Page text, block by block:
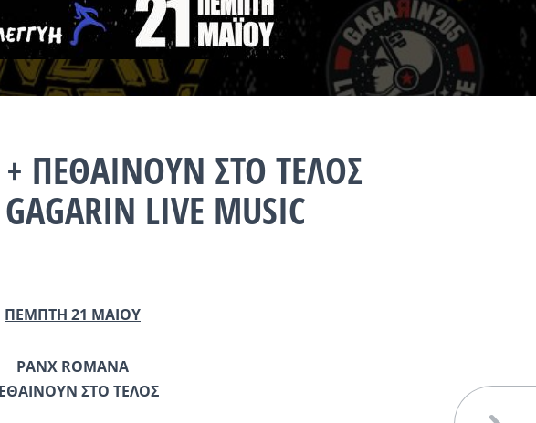
+ ΠΕΘΑΙΝΟΥΝ ΣΤΟ ΤΕΛΟΣ
LIVE MUSIC
ΠΕΜΠΤΗ 21 ΜΑΙΟΥ
PANX ROMANA
ΣΤΟ ΤΕΛΟΣ